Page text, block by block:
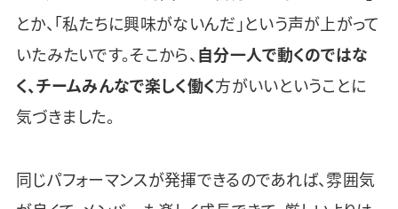
とか、「私たちに興味がないんだ」という声が上がって
いたみたいです。そこから、自分一人で動くのではな
く、チームみんなで楽しく働く方がいいということに
気づきました。
同じパフォーマンスが発揮できるのであれば、雰囲気